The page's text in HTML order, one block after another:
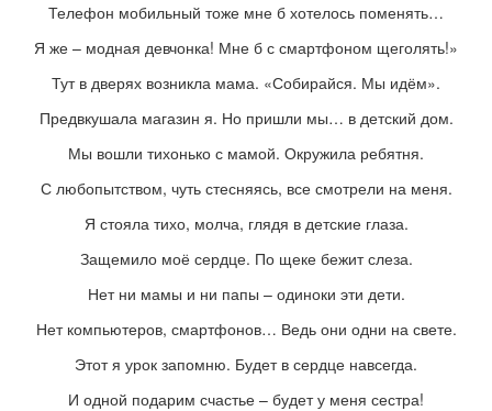
Телефон мобильный тоже мне б хотелось поменять…
Я же – модная девчонка! Мне б с смартфоном щеголять!»
Тут в дверях возникла мама. «Собирайся. Мы идём».
Предвкушала магазин я. Но пришли мы… в детский дом.
Мы вошли тихонько с мамой. Окружила ребятня.
С любопытством, чуть стесняясь, все смотрели на меня.
Я стояла тихо, молча, глядя в детские глаза.
Защемило моё сердце. По щеке бежит слеза.
Нет ни мамы и ни папы – одиноки эти дети.
Нет компьютеров, смартфонов… Ведь они одни на свете.
Этот я урок запомню. Будет в сердце навсегда.
И одной подарим счастье – будет у меня сестра!